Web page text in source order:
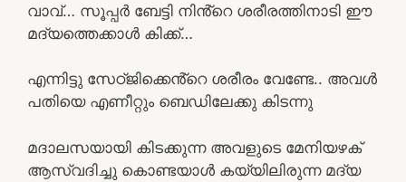
വാവ്… സൂപ്പർ ബേട്ടി നിൻ്റെ ശരീരത്തിനാടി ഈ
മദ്യത്തെക്കാൾ കിക്ക്…
എന്നിട്ടു സേഠ്ജിക്കെൻ്റെ ശരീരം വേണ്ടേ.. അവൾ
പതിയെ എണീറ്റും ബെഡിലേക്കു കിടന്നു
മദാലസയായി കിടക്കുന്ന അവളുടെ മേനിയഴക്
ആസ്വദിച്ചു കൊണ്ടയാൾ കയ്യിലിരുന്ന മദ്യ